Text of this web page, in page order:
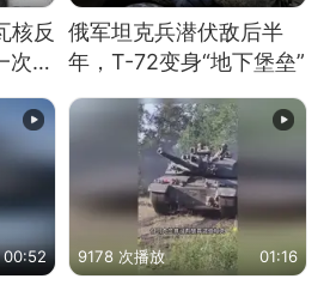
核反
次燃
俄军坦克兵潜伏敌后半
年，T-72变身“地下堡垒”
00:52 9178 次播放 01:16